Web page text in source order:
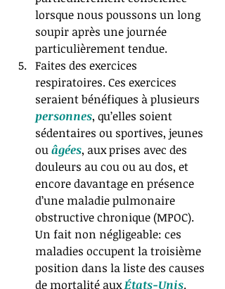
lorsque nous poussons un long
soupir après une journée
particulièrement tendue.
Faites des exercices
respiratoires. Ces exercices
seraient bénéfiques à plusieurs
personnes, qu’elles soient
sédentaires ou sportives, jeunes
ou âgées, aux prises avec des
douleurs au cou ou au dos, et
encore davantage en présence
d’une maladie pulmonaire
obstructive chronique (MPOC).
Un fait non négligeable: ces
maladies occupent la troisième
position dans la liste des causes
de mortalité aux États-Unis.